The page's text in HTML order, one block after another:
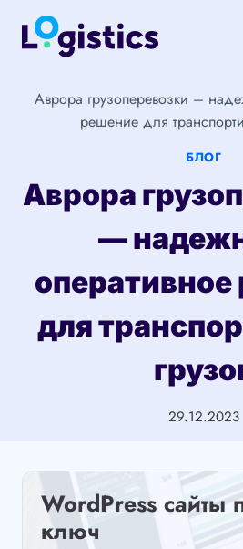
Перейти
Аврора грузоперевозки –
решение для
БЛОГ
Аврора
—
для
29.12.2023
WordPress сайты
ключ